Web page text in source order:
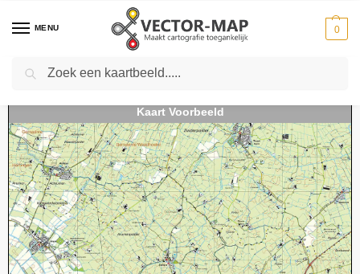
MENU 0
Home Kaarten - Topografische kaarten